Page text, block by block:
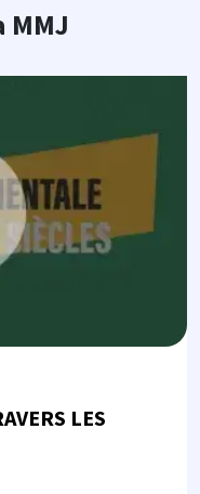
MMJ
LES